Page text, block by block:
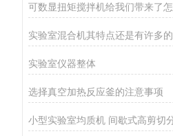
实验室混合机其特点还是有许多的
实验室仪器整体
选择真空加热反应釜的注意事项